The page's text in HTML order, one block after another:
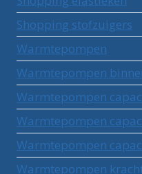
Shopping stofzuigers
Warmtepompen
Warmtepompen
Warmtepompen
Warmtepompen
Warmtepompen
Warmtepompen